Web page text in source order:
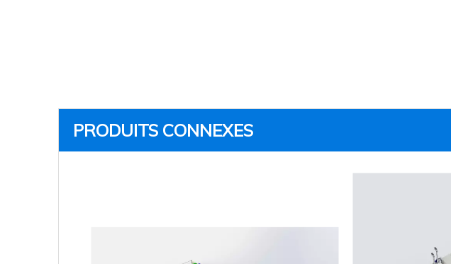
PRODUITS CONNEXES